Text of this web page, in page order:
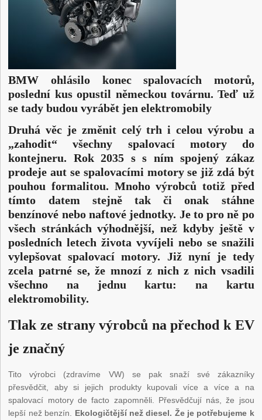
BMW ohlásilo konec spalovacích motorů,
poslední kus opustil německou továrnu. Teď už
se tady budou vyrábět jen elektromobily
Druhá věc je změnit celý trh i celou výrobu a
„zahodit“ všechny spalovací motory do
kontejneru. Rok 2035 s s ním spojený zákaz
prodeje aut se spalovacími motory se již zdá být
pouhou formalitou. Mnoho výrobců totiž před
tímto datem stejně tak či onak stáhne
benzínové nebo naftové jednotky. Je to pro ně po
všech stránkách výhodnější, než kdyby ještě v
posledních letech života vyvíjeli nebo se snažili
vylepšovat spalovací motory. Již nyní je tedy
zcela patrné se, že mnozí z nich z nich vsadili
všechno na jednu kartu: na kartu
elektromobility.
Tlak ze strany výrobců na přechod k EV
je značný
Tito výrobci (zdravíme VW) se pak snaží své zákazníky
přesvědčit, aby si jejich produkty kupovali více a více a na
spalovací motory de facto zapomněli. Přesvědčují nás, že jsou
lepší než benzín. Ekologičtější než diesel. Že je potřebujeme k